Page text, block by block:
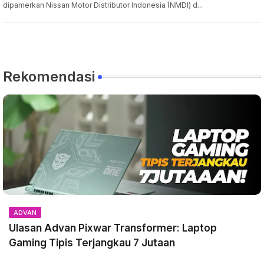
dipamerkan Nissan Motor Distributor Indonesia (NMDI) d...
Rekomendasi
ADVAN
Ulasan Advan Pixwar Transformer: Laptop
Gaming Tipis Terjangkau 7 Jutaan